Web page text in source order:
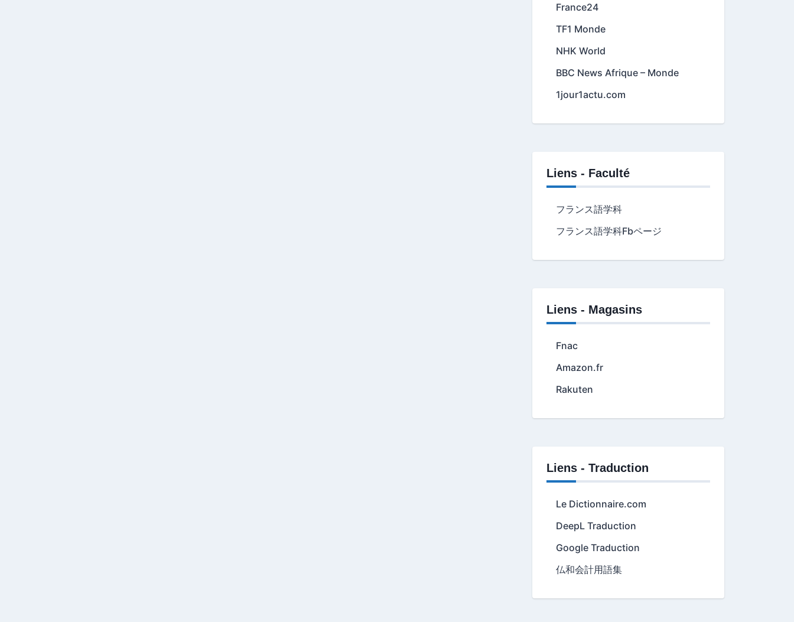
France24
TF1 Monde
NHK World
BBC News Afrique – Monde
1jour1actu.com
Liens - Faculté
フランス語学科
フランス語学科Fbページ
Liens - Magasins
Fnac
Amazon.fr
Rakuten
Liens - Traduction
Le Dictionnaire.com
DeepL Traduction
Google Traduction
仏和会計用語集